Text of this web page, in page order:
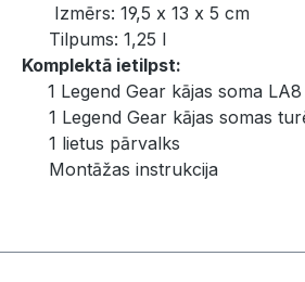
Izmērs: 19,5 x 13 x 5 cm
Tilpums: 1,25 l
Komplektā ietilpst:
1 Legend Gear kājas soma LA8
1 Legend Gear kājas somas
1 lietus pārvalks
Montāžas instrukcija